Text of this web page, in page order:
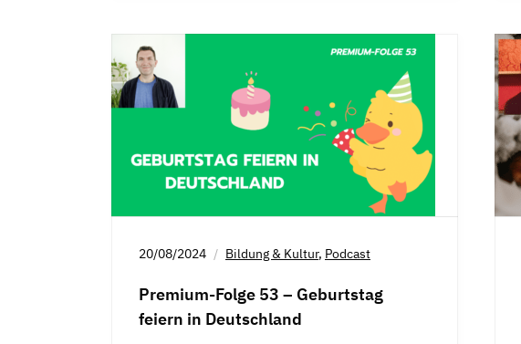
20/08/2024 Bildung & Kultur, Podcast
Premium-Folge 53 – Geburtstag
feiern in Deutschland